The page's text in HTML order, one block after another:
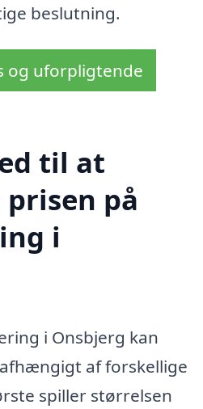
beslutning.
og uforpligtende
til at
på
i
i Onsbjerg kan
af forskellige
spiller størrelsen